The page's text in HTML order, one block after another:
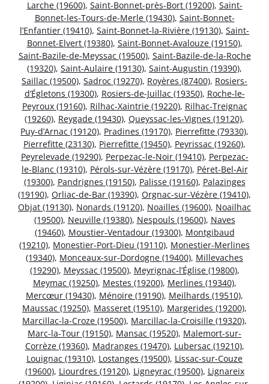
Larche (19600), Saint-Bonnet-près-Bort (19200), Saint-
Bonnet-les-Tours-de-Merle (19430), Saint-Bonnet-
l’Enfantier (19410), Saint-Bonnet-la-Rivière (19130), Saint-
Bonnet-Elvert (19380), Saint-Bonnet-Avalouze (19150),
Saint-Bazile-de-Meyssac (19500), Saint-Bazile-de-la-Roche
(19320), Saint-Aulaire (19130), Saint-Augustin (19390),
Saillac (19500), Sadroc (19270), Royères (87400), Rosiers-
d’Égletons (19300), Rosiers-de-Juillac (19350), Roche-le-
Peyroux (19160), Rilhac-Xaintrie (19220), Rilhac-Treignac
(19260), Reygade (19430), Queyssac-les-Vignes (19120),
Puy-d’Arnac (19120), Pradines (19170), Pierrefitte (79330),
Pierrefitte (23130), Pierrefitte (19450), Peyrissac (19260),
Peyrelevade (19290), Perpezac-le-Noir (19410), Perpezac-
le-Blanc (19310), Pérols-sur-Vézère (19170), Péret-Bel-Air
(19300), Pandrignes (19150), Palisse (19160), Palazinges
(19190), Orliac-de-Bar (19390), Orgnac-sur-Vézère (19410),
Objat (19130), Nonards (19120), Noailles (19600), Noailhac
(19500), Neuville (19380), Nespouls (19600), Naves
(19460), Moustier-Ventadour (19300), Montgibaud
(19210), Monestier-Port-Dieu (19110), Monestier-Merlines
(19340), Monceaux-sur-Dordogne (19400), Millevaches
(19290), Meyssac (19500), Meyrignac-l’Église (19800),
Meymac (19250), Mestes (19200), Merlines (19340),
Mercœur (19430), Ménoire (19190), Meilhards (19510),
Maussac (19250), Masseret (19510), Margerides (19200),
Marcillac-la-Croze (19500), Marcillac-la-Croisille (19320),
Marc-la-Tour (19150), Mansac (19520), Malemort-sur-
Corrèze (19360), Madranges (19470), Lubersac (19210),
Louignac (19310), Lostanges (19500), Lissac-sur-Couze
(19600), Liourdres (19120), Ligneyrac (19500), Lignareix